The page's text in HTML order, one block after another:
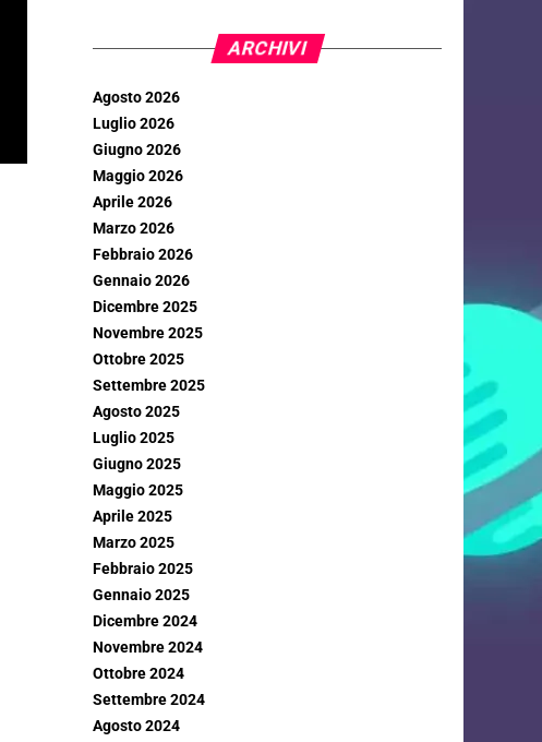
ARCHIVI
Agosto 2026
Luglio 2026
Giugno 2026
Maggio 2026
Aprile 2026
Marzo 2026
Febbraio 2026
Gennaio 2026
Dicembre 2025
Novembre 2025
Ottobre 2025
Settembre 2025
Agosto 2025
Luglio 2025
Giugno 2025
Maggio 2025
Aprile 2025
Marzo 2025
Febbraio 2025
Gennaio 2025
Dicembre 2024
Novembre 2024
Ottobre 2024
Settembre 2024
Agosto 2024